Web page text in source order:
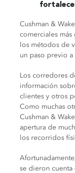
Cushman &
comerciales
los métodos de
un paso previo
Los corredores
información
clientes y otros
Como muchas
Cushman &
apertura de
los recorridos
se dieron cuenta